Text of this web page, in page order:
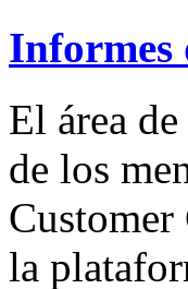
Informes
El área
de los
la